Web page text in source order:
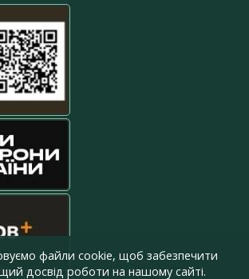
файли cookie, щоб забезпечити
досвід роботи на нашому сайті.